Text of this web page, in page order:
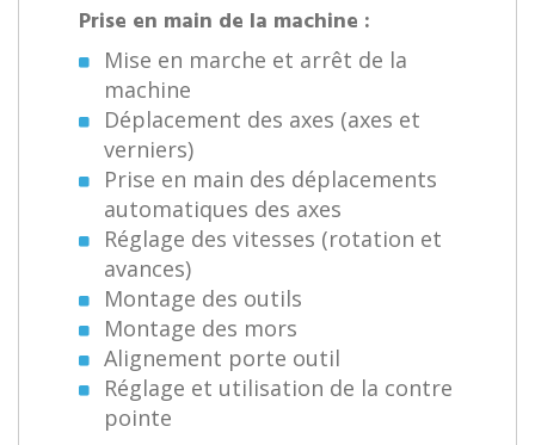
Prise en main de la machine :
Mise en marche et arrêt de la
machine
Déplacement des axes (axes et
verniers)
Prise en main des déplacements
automatiques des axes
Réglage des vitesses (rotation et
avances)
Montage des outils
Montage des mors
Alignement porte outil
Réglage et utilisation de la contre
pointe